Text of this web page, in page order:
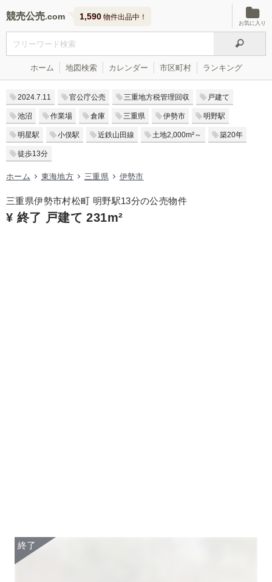
競売公売 1,590 物件出品中！
お気に入り
ホーム 地図検索 カレンダー 市区町村 ランキング
2024.7.11 官公庁公売 三重地方税管理回収 戸建て
池沼 作業場 倉庫 三重県 伊勢市 明野駅
明星駅 小俣駅 近鉄山田線 土地2,000m²～ 築20年
徒歩13分
ホーム 東海地方 三重県 伊勢市
三重県伊勢市村松町 明野駅13分の公売物件
¥ 終了 戸建て 231m²